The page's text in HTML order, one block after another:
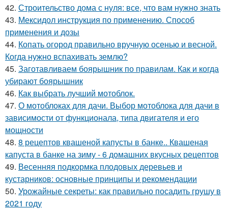
42. Строительство дома с нуля: все, что вам нужно знать
43. Мексидол инструкция по применению. Способ
применения и дозы
44. Копать огород правильно вручную осенью и весной.
Когда нужно вспахивать землю?
45. Заготавливаем боярышник по правилам. Как и когда
убирают боярышник
46. Как выбрать лучший мотоблок.
47. О мотоблоках для дачи. Выбор мотоблока для дачи в
зависимости от функционала, типа двигателя и его
мощности
48. 8 рецептов квашеной капусты в банке.. Квашеная
капуста в банке на зиму - 6 домашних вкусных рецептов
49. Весенняя подкормка плодовых деревьев и
кустарников: основные принципы и рекомендации
50. Урожайные секреты: как правильно посадить грушу в
2021 году